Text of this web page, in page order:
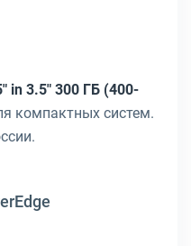
in 3.5" 300 ГБ (400-
компактных систем.